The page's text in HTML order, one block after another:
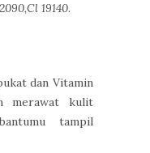
19140.
dan Vitamin
merawat kulit
tampil